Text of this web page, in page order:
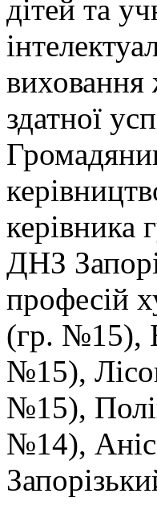
дітей та
виховання
здатної
керівника
ДНЗ
професій
(гр. №15),
№15),
№15),
№14),